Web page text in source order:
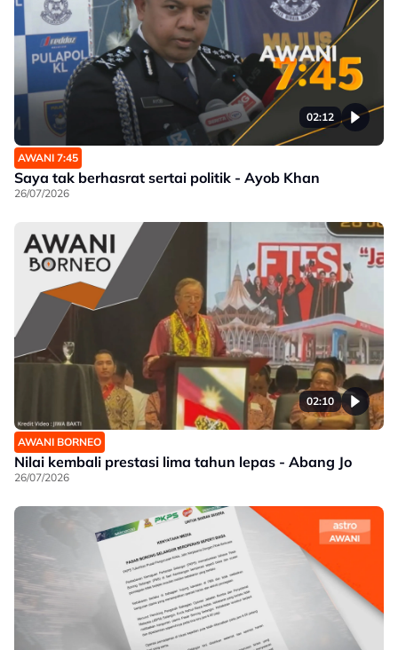
02:12
AWANI 7:45
Saya tak berhasrat sertai politik - Ayob Khan
26/07/2026
02:10
AWANI BORNEO
Nilai kembali prestasi lima tahun lepas - Abang Jo
26/07/2026